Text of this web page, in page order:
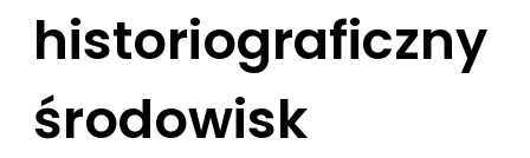
historiograficzny
środowisk